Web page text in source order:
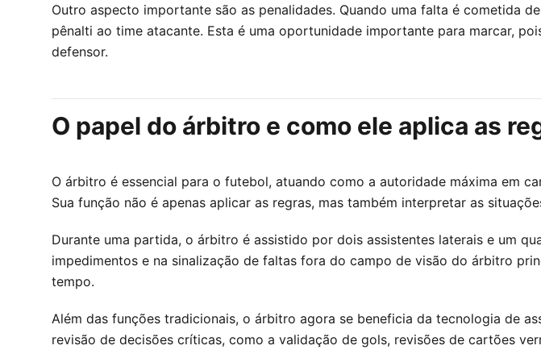
Outro aspecto importante são as penalidades. Quando uma falta é cometida
pênalti ao time atacante. Esta é uma oportunidade importante para marcar,
defensor.
O papel do árbitro e como ele aplica as
O árbitro é essencial para o futebol, atuando como a autoridade máxima em
Sua função não é apenas aplicar as regras, mas também interpretar as
Durante uma partida, o árbitro é assistido por dois assistentes laterais e um
impedimentos e na sinalização de faltas fora do campo de visão do árbitro
tempo.
Além das funções tradicionais, o árbitro agora se beneficia da tecnologia de
revisão de decisões críticas, como a validação de gols, revisões de cartões